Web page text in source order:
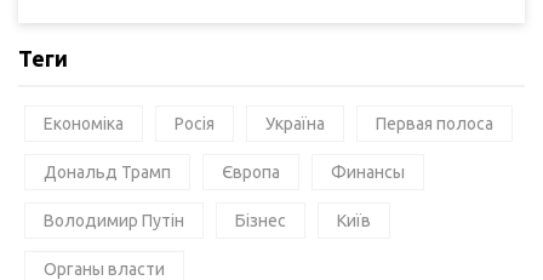
Теги
Економіка Росія Україна Первая полоса
Дональд Трамп Європа Финансы
Володимир Путін Бізнес Київ
Органы власти